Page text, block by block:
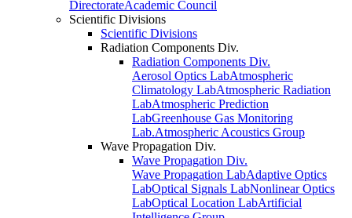
DirectorateAcademic Council
Scientific Divisions
Scientific Divisions
Radiation Components Div.
Radiation Components Div.
Aerosol Optics LabAtmospheric
Climatology LabAtmospheric Radiation
LabAtmospheric Prediction
LabGreenhouse Gas Monitoring
Lab.Atmospheric Acoustics Group
Wave Propagation Div.
Wave Propagation Div.
Wave Propagation LabAdaptive Optics
LabOptical Signals LabNonlinear Optics
LabOptical Location LabArtificial